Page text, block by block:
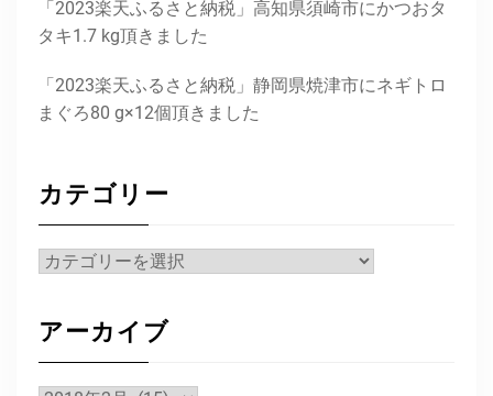
「2023楽天ふるさと納税」高知県須崎市にかつおタ
タキ1.7 kg頂きました
「2023楽天ふるさと納税」静岡県焼津市にネギトロ
まぐろ80 g×12個頂きました
カテゴリー
カ
リ
ー
アーカイブ